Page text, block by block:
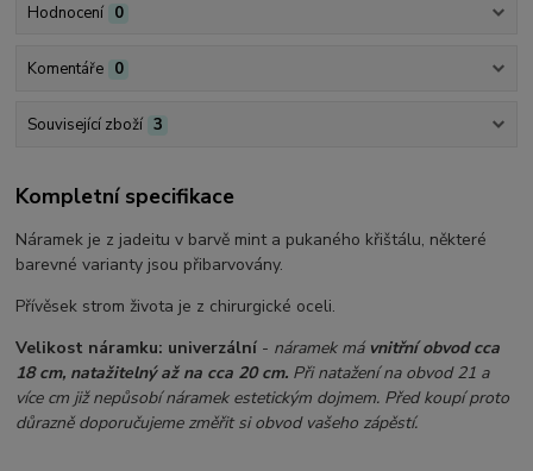
Hodnocení 0
Komentáře 0
Související zboží 3
Kompletní specifikace
Náramek je z jadeitu v barvě mint a pukaného křištálu, některé
barevné varianty jsou přibarvovány.
Přívěsek strom života je z chirurgické oceli.
Velikost náramku: univerzální - náramek mávnitřní obvod cca
18 cm, natažitelný až na cca 20 cm. Při natažení na obvod 21 a
více cm již nepůsobí náramek estetickým dojmem. Před koupí proto
důrazně doporučujeme změřit si obvod vašeho zápěstí.